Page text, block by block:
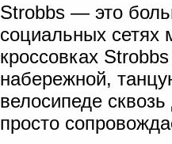
Strobbs — это
социальных
кроссовках
набережной,
велосипеде
просто